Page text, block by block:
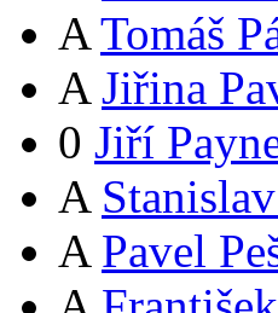
A Tomáš
A Jiřina
0 Jiří
A
A Pavel